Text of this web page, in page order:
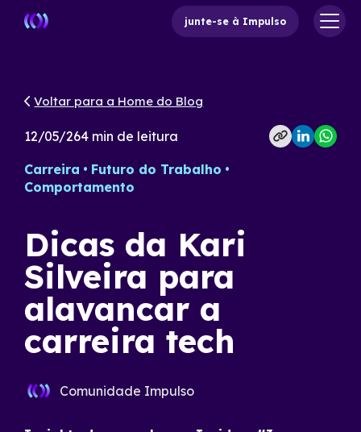
junte-se à Impulso
Voltar para a Home do Blog
12/05/264 min de leitura
Carreira
Futuro do Trabalho
Comportamento
Dicas da Kari
Silveira para
alavancar a
carreira tech
Comunidade Impulso